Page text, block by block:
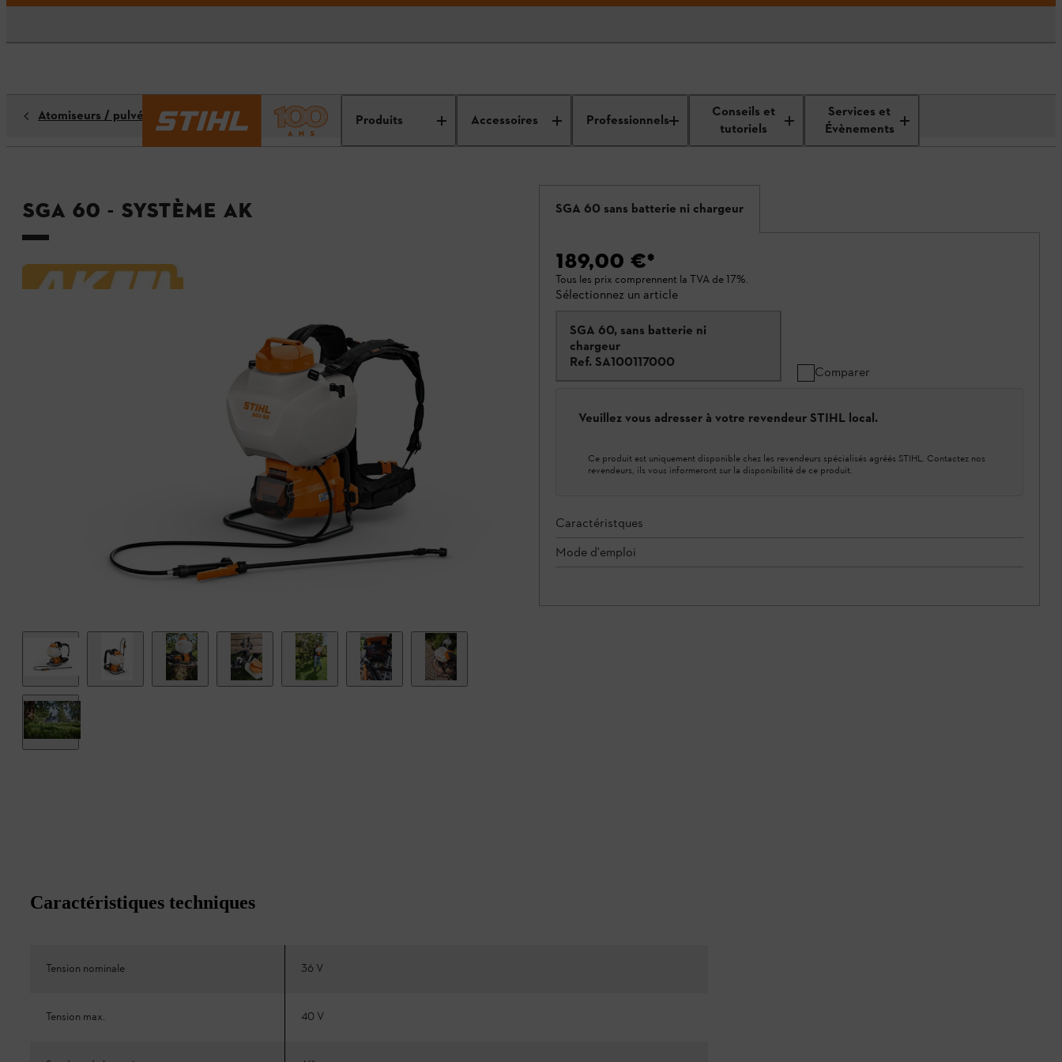
Produits Accessoires Professionnels
Conseils et
tutoriels
Services et
Évènements
Atomiseurs / pulvérisateurs
SGA 60 - Système AK SGA 60 sans batterie ni chargeur
189,00 €*
Tous les prix comprennent la TVA de 17%.
Sélectionnez un article
SGA 60, sans batterie ni
chargeur
Ref. SA100117000
Comparer
Veuillez vous adresser à votre revendeur STIHL local.
Ce produit est uniquement disponible chez les revendeurs spécialisés agréés STIHL. Contactez nos
revendeurs, ils vous informeront sur la disponibilité de ce produit.
Caractéristques
Mode d'emploi
Caractéristiques techniques
Tension nominale 36 V
Tension max. 40 V